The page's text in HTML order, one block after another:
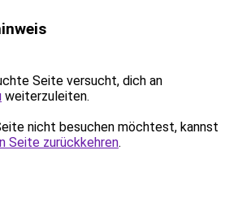
Seite versucht, dich an
weiterzuleiten.
nicht besuchen möchtest, kannst
Seite zurückkehren.